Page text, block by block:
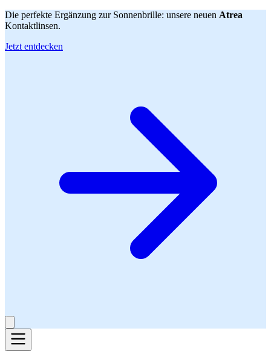
Die perfekte Ergänzung zur Sonnenbrille: unsere neuen Atrea
Kontaktlinsen.
Jetzt entdecken